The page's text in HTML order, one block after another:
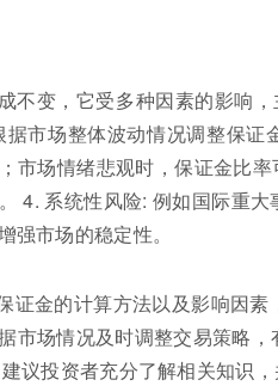
不变，它受多种因素的影响
市场整体波动情况调整保
市场情绪悲观时，保证金比
4. 系统性风险: 例如国际重
市场的稳定性。
证金的计算方法以及影响因
市场情况及时调整交易策略
议投资者充分了解相关知识，